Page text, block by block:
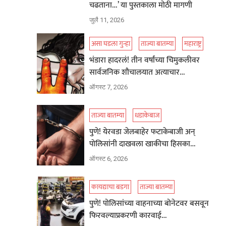
चढताना…’ या पुस्तकाला मोठी मागणी
जुलै 11, 2026
असा घडला गुन्हा ताज्या बातम्या महाराष्ट्र
भंडारा हादरलं! तीन वर्षांच्या चिमुकलीवर
सार्वजनिक शौचालयात अत्याचार…
ऑगस्ट 7, 2026
ताज्या बातम्या धडाकेबाज
पुणे! येरवडा जेलबाहेर फटाकेबाजी अन्
पोलिसांनी दाखवला खाकीचा हिसका…
ऑगस्ट 6, 2026
कायद्याचा बडगा ताज्या बातम्या
पुणे! पोलिसांच्या वाहनाच्या बोनेटवर बसवून
फिरवल्याप्रकरणी कारवाई…